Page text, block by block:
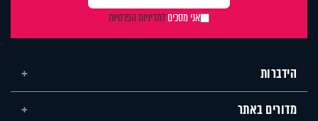
אני מסכיםלמדיניות הפרטיות
הידברות
מדורים באתר